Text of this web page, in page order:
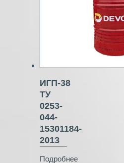
ИГП-38
ТУ
0253-
044-
15301184-
2013
Подробнее